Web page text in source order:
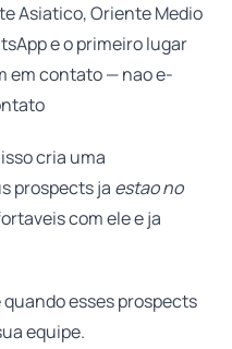
Asiatico, Oriente Medio
e o primeiro lugar
em contato — nao e-
cria uma
prospects ja estao no
com ele e ja
esses prospects
equipe.